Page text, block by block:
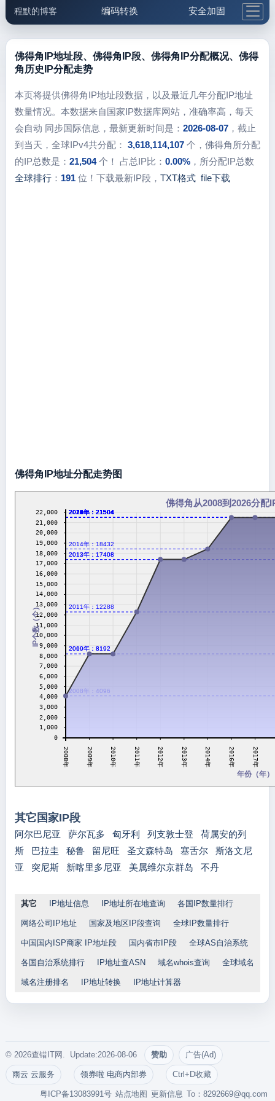
程默的博客 编码转换 安全加固
邮件工具 生活便民 更多工具
佛得角IP地址段、佛得角IP段、佛得角IP分配概况、佛得
角历史IP分配走势
本页将提供佛得角IP地址段数据，以及最近几年分配IP地址
数量情况。本数据来自国家IP数据库网站，准确率高，每天
会自动 同步国际信息，最新更新时间是： 2026-08-07，截止
到当天，全球IPv4共分配： 3,618,114,107个，佛得角所分配
的IP总数是： 21,504个！ 占总IP比： 0.00%，所分配IP总数
全球排行： 191位！下载最新IP段， TXT格式 file下载
佛得角IP地址分配走势图
佛得角从2008到2026分配
2008年：4096
2009年：8192
2010年：8192
2011年：12288
2012年：17408
2013年：17408
2014年：18432
2016年：21504
2017年：21504
2018年：21504
2019年：21504
2020年：21504
2021年：21504
2022年：21504
2023年：21504
2024年：21504
2026年：21504
0
1,000
2,000
3,000
4,000
5,000
6,000
7,000
8,000
9,000
10,000
11,000
12,000
13,000
14,000
15,000
16,000
17,000
18,000
19,000
20,000
21,000
22,000
2008年 2009年 2010年 2011年 2012年 2013年 2014年 2016年 2017年
年份（年）
IP个数（个）
其它国家IP段
阿尔巴尼亚 萨尔瓦多 匈牙利 列支敦士登
荷属安的列
斯
巴拉圭 秘鲁 留尼旺 圣文森特岛 塞舌尔
斯洛文尼
亚
突尼斯 新喀里多尼亚 美属维尔京群岛 不丹
其它 IP地址信息 IP地址所在地查询 各国IP数量排行
网络公司IP地址 国家及地区IP段查询 全球IP数量排行
中国国内ISP商家 IP地址段 国内省市IP段 全球AS自治系统
各国自治系统排行 IP地址查ASN 域名whois查询 全球域名
域名注册排名 IP地址转换 IP地址计算器
© 2026查错IT网. Update:2026-08-06 赞助 广告(Ad)
雨云 云服务 领券啦 电商内部券 Ctrl+D收藏
To：8292669@qq.com
更新信息
站点地图
粤ICP备13083991号